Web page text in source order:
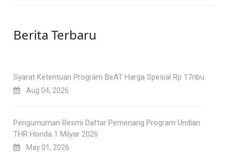
Berita Terbaru
Syarat Ketentuan Program BeAT Harga Spesial Rp 17ribu
Aug 04, 2026
Pengumuman Resmi Daftar Pemenang Program Undian
THR Honda 1 Milyar 2026
May 01, 2026